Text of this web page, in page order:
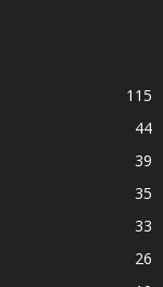
115
44
39
35
33
26